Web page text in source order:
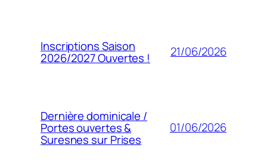
Inscriptions Saison
2026/2027 Ouvertes ! 21/06/2026
Dernière dominicale /
Portes ouvertes &
Suresnes sur Prises
01/06/2026